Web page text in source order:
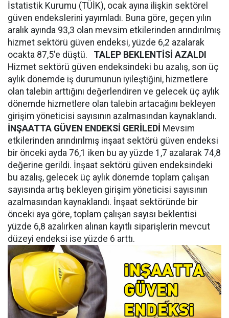
İstatistik Kurumu (TÜİK), ocak ayına ilişkin sektörel
güven endekslerini yayımladı. Buna göre, geçen yılın
aralık ayında 93,3 olan mevsim etkilerinden arındırılmış
hizmet sektörü güven endeksi, yüzde 6,2 azalarak
ocakta 87,5'e düştü. TALEP BEKLENTİSİ AZALDI
Hizmet sektörü güven endeksindeki bu azalış, son üç
aylık dönemde iş durumunun iyileştiğini, hizmetlere
olan talebin arttığını değerlendiren ve gelecek üç aylık
dönemde hizmetlere olan talebin artacağını bekleyen
girişim yöneticisi sayısının azalmasından kaynaklandı.
İNŞAATTA GÜVEN ENDEKSİ GERİLEDİ Mevsim
etkilerinden arındırılmış inşaat sektörü güven endeksi
bir önceki ayda 76,1 iken bu ay yüzde 1,7 azalarak 74,8
değerine gerildi. İnşaat sektörü güven endeksindeki
bu azalış, gelecek üç aylık dönemde toplam çalışan
sayısında artış bekleyen girişim yöneticisi sayısının
azalmasından kaynaklandı. İnşaat sektöründe bir
önceki aya göre, toplam çalışan sayısı beklentisi
yüzde 6,8 azalırken alınan kayıtlı siparişlerin mevcut
düzeyi endeksi ise yüzde 6 arttı.